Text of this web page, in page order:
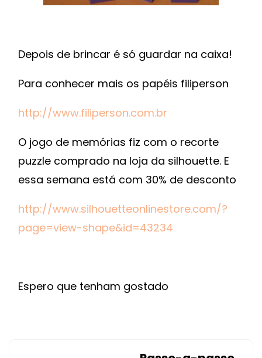
Depois de brincar é só guardar na caixa!
Para conhecer mais os papéis filiperson
http://www.filiperson.com.br
O jogo de memórias fiz com o recorte
puzzle comprado na loja da silhouette. E
essa semana está com 30% de desconto
http://www.silhouetteonlinestore.com/?
page=view-shape&id=43234
Espero que tenham gostado